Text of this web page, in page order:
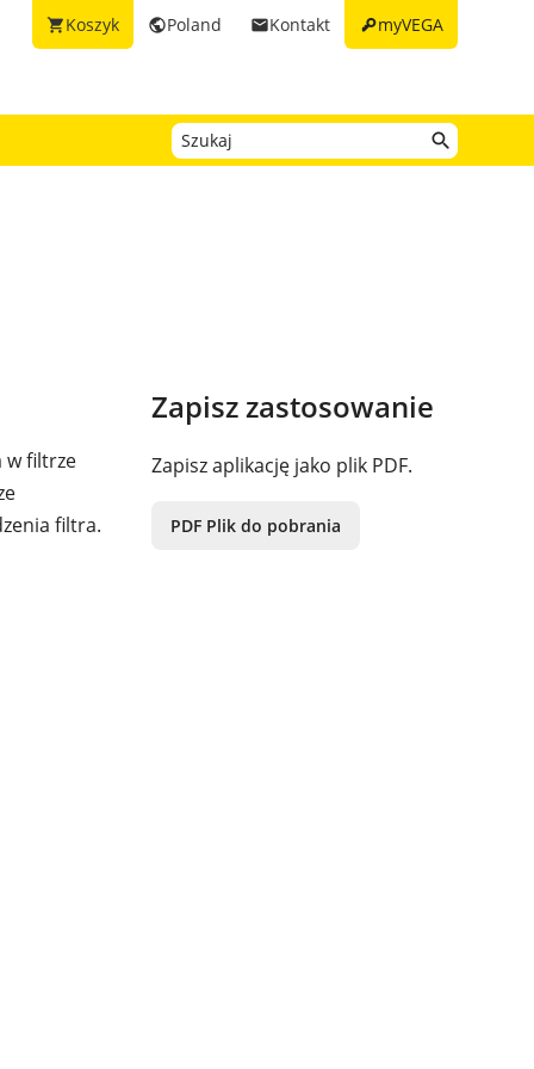
keymyVEGA
emailKontakt
publicPoland
shopping_cartKoszyk
w filtrze
filtra.
Zapisz zastosowanie
Zapisz aplikację jako plik PDF.
PDF Plik do pobrania